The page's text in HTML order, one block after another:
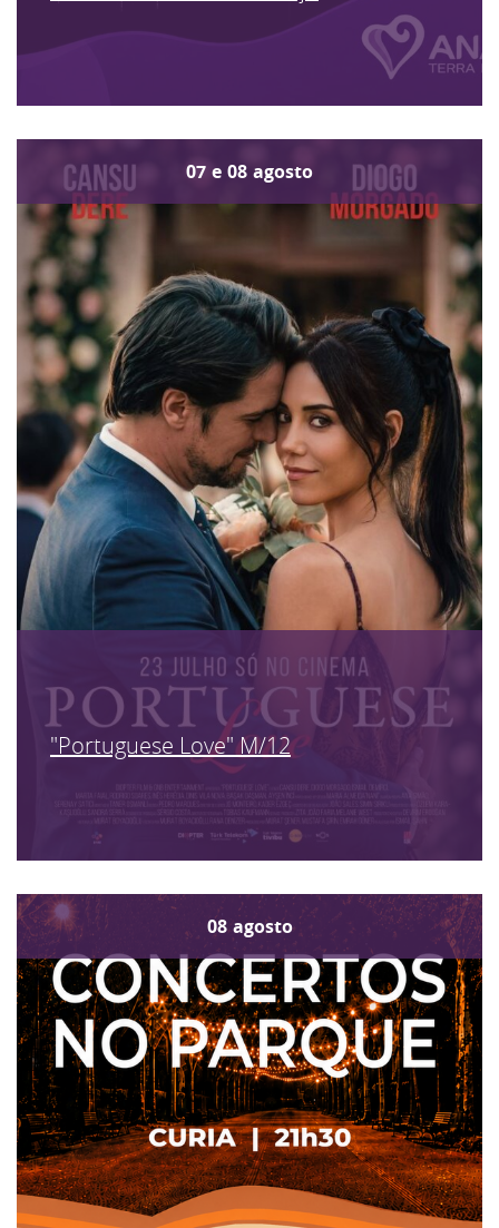
07 e 08 agosto
"Portuguese Love" M/12
08 agosto